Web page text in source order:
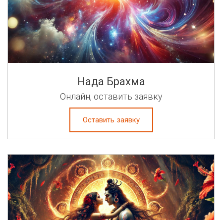
Нада Брахма
Онлайн, оставить заявку
Оставить заявку